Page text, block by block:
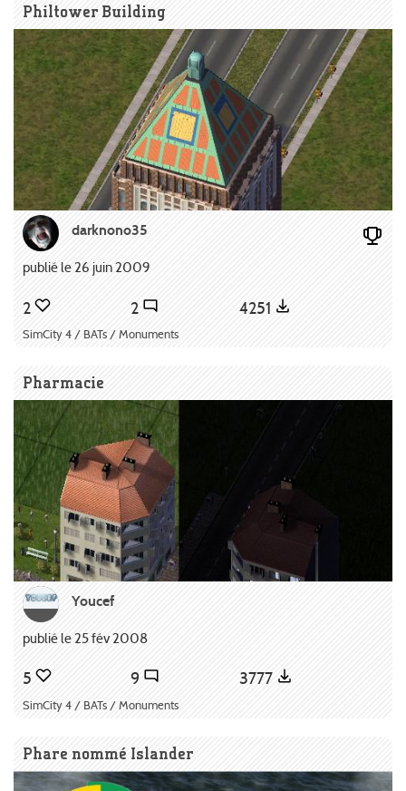
Philtower Building
darknono35
publié le 26 juin 2009
2 2 4251
SimCity 4 / BATs / Monuments
Pharmacie
Youcef
publié le 25 fév 2008
5 9 3777
SimCity 4 / BATs / Monuments
Phare nommé Islander